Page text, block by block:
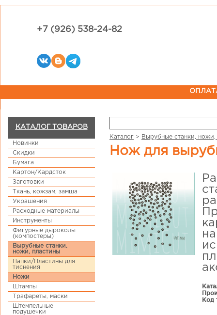
+7 (926) 538-24-82
КАТАЛОГ ТОВАРОВ
Новинки
Скидки
Бумага
Картон/Кардсток
Заготовки
Ткань, кожзам, замша
Украшения
Расходные материалы
Инструменты
Фигурные дыроколы
(компостеры)
Вырубные станки,
ножи, пластины
Папки/Пластины для
тиснения
Ножи
Штампы
Трафареты, маски
Штемпельные
подушечки
Каталог > Вырубные станки, ножи,
Нож для
Код